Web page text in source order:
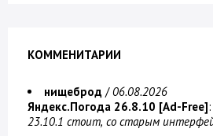
КОММЕНИТАРИИ
нищеброд /06.08.2026
Яндекс.Погода 26.8.10 [Ad-Free]:
23.10.1 стоит, со старым